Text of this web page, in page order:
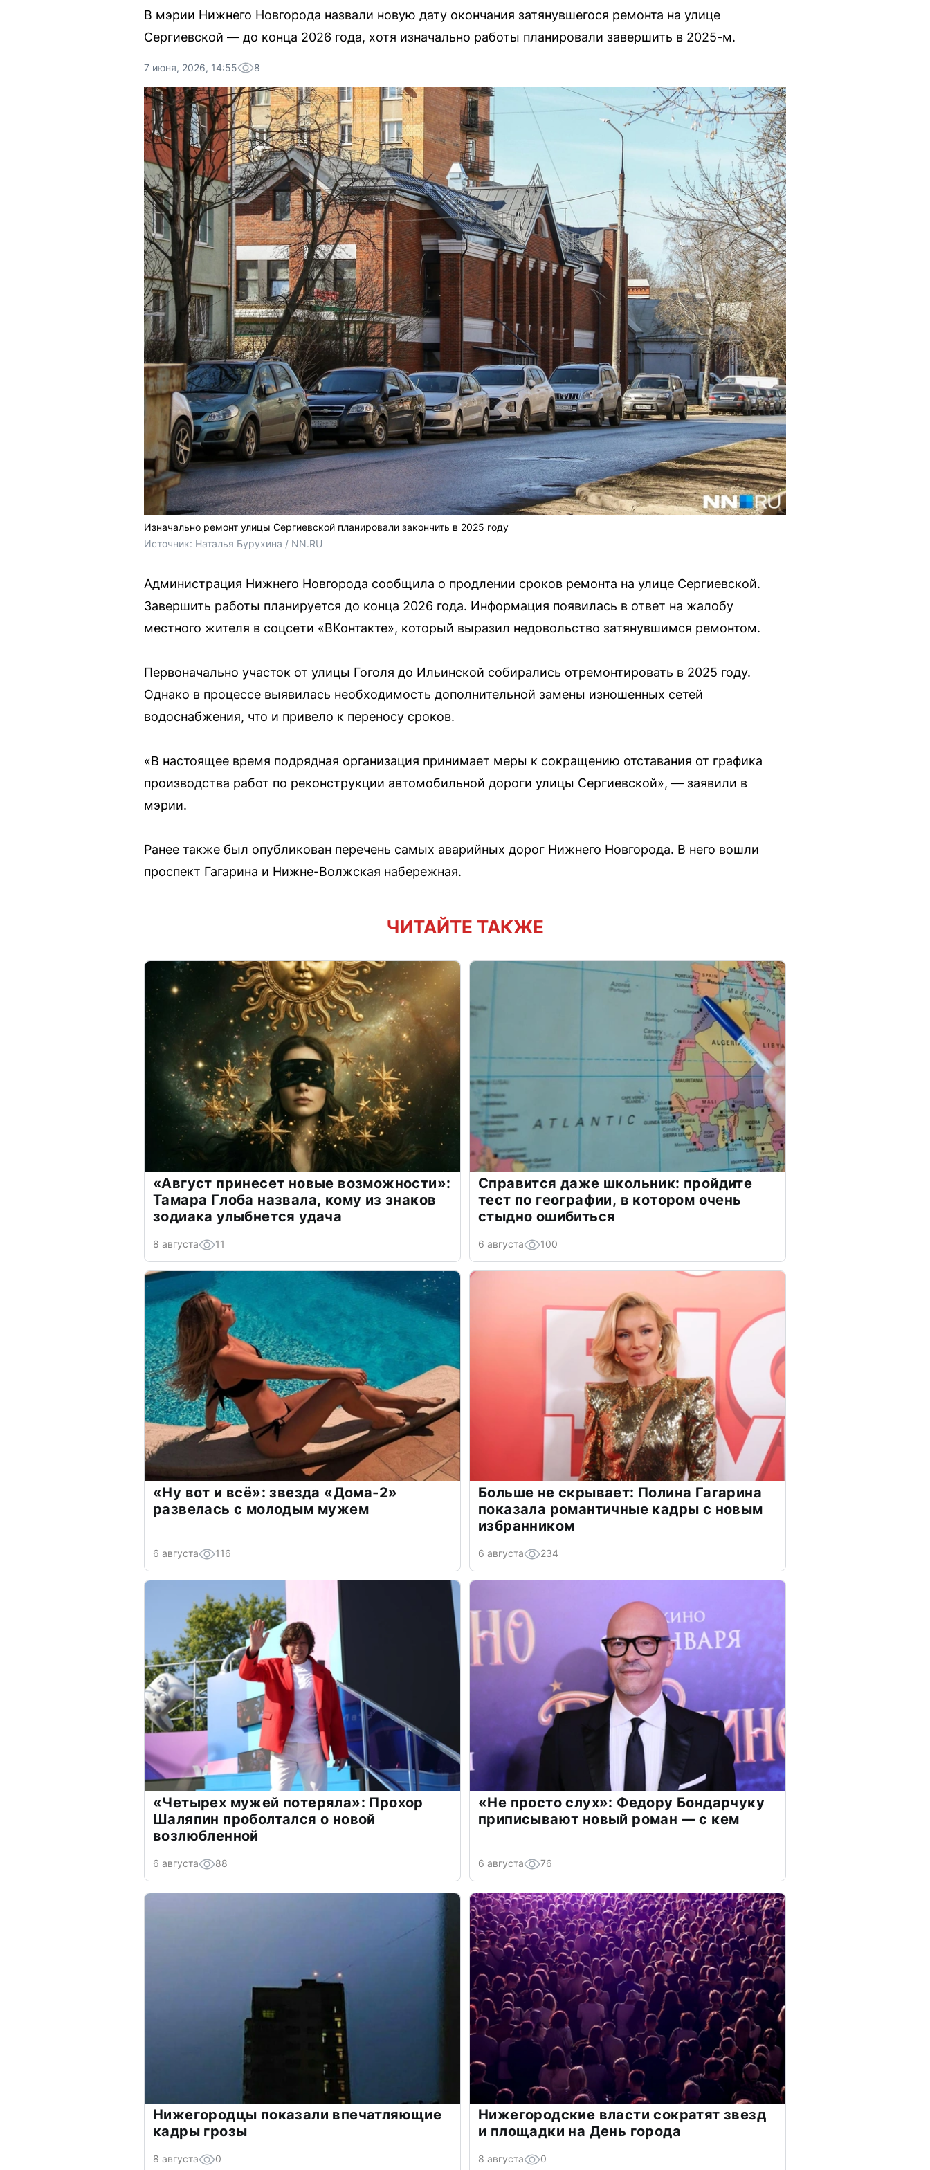
В мэрии Нижнего Новгорода назвали новую дату окончания затянувшегося ремонта на улице
Сергиевской — до конца 2026 года, хотя изначально работы планировали завершить в 2025-м.
7 июня, 2026, 14:55 8
Изначально ремонт улицы Сергиевской планировали закончить в 2025 году
Источник: Наталья Бурухина / NN.RU
Администрация Нижнего Новгорода сообщила о продлении сроков ремонта на улице Сергиевской.
Завершить работы планируется до конца 2026 года. Информация появилась в ответ на жалобу
местного жителя в соцсети «ВКонтакте», который выразил недовольство затянувшимся ремонтом.
Первоначально участок от улицы Гоголя до Ильинской собирались отремонтировать в 2025 году.
Однако в процессе выявилась необходимость дополнительной замены изношенных сетей
водоснабжения, что и привело к переносу сроков.
«В настоящее время подрядная организация принимает меры к сокращению отставания от графика
производства работ по реконструкции автомобильной дороги улицы Сергиевской», — заявили в
мэрии.
Ранее также был опубликован перечень самых аварийных дорог Нижнего Новгорода. В него вошли
проспект Гагарина и Нижне-Волжская набережная.
ЧИТАЙТЕ ТАКЖЕ
«Август принесет новые возможности»:
Тамара Глоба назвала, кому из знаков
зодиака улыбнется удача
8 августа 11
Справится даже школьник: пройдите
тест по географии, в котором очень
стыдно ошибиться
6 августа 100
«Ну вот и всё»: звезда «Дома-2»
развелась с молодым мужем
6 августа 116
Больше не скрывает: Полина Гагарина
показала романтичные кадры с новым
избранником
6 августа 234
«Четырех мужей потеряла»: Прохор
Шаляпин проболтался о новой
возлюбленной
6 августа 88
«Не просто слух»: Федору Бондарчуку
приписывают новый роман — с кем
6 августа 76
Нижегородцы показали впечатляющие
кадры грозы
8 августа 0
Нижегородские власти сократят звезд
и площадки на День города
8 августа 0